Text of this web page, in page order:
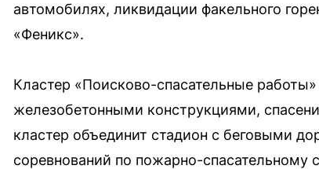
автомобилях, ликвидации факельного
«Феникс».
Кластер «Поисково-спасательные
железобетонными конструкциями,
кластер объединит стадион с беговыми
соревнований по пожарно-спасательному